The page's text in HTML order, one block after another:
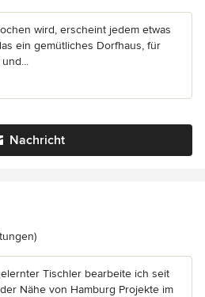
wird, erscheint jedem etwas
ein gemütliches Dorfhaus, für
Nachricht
5 von 5 Sternen
Tischler bearbeite ich seit
Nähe von Hamburg Projekte im